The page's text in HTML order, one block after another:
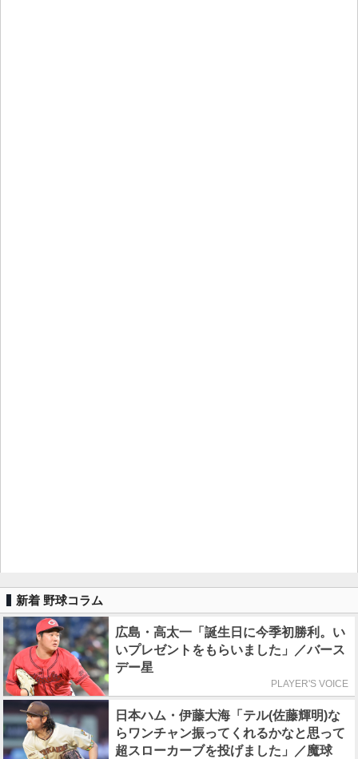
新着 野球コラム
広島・高太一「誕生日に今季初勝利。い
いプレゼントをもらいました」／バース
デー星
PLAYER'S VOICE
日本ハム・伊藤大海「テル(佐藤輝明)な
らワンチャン振ってくれるかなと思って
超スローカーブを投げました」／魔球